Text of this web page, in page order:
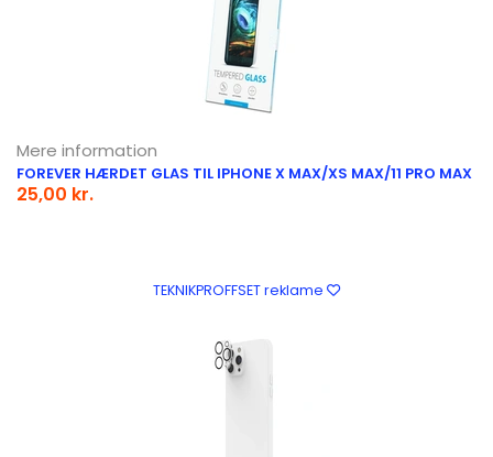
Mere information
FOREVER HÆRDET GLAS TIL IPHONE X MAX/XS MAX/11 PRO MAX
25,00 kr.
TEKNIKPROFFSET reklame